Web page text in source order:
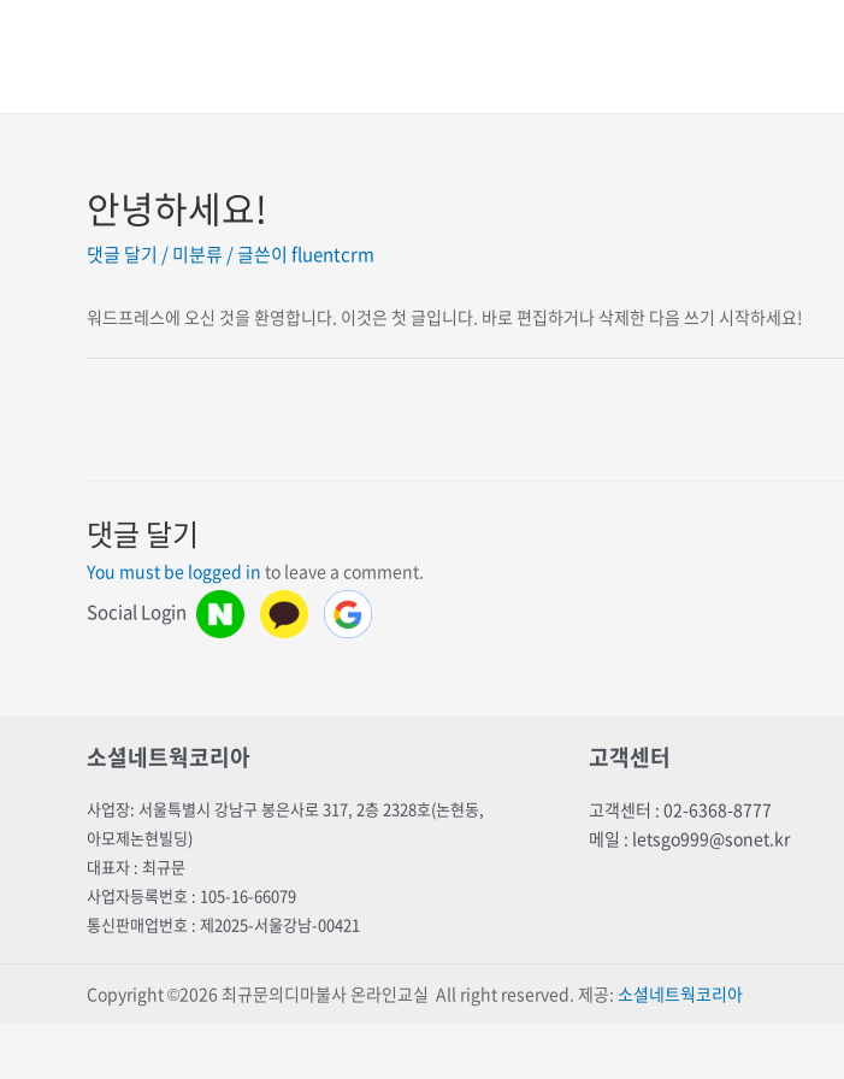
안녕하세요!
댓글 달기 /미분류 / 글쓴이 fluentcrm
워드프레스에 오신 것을 환영합니다. 이것은 첫 글입니다. 바로 편집하거나 삭제한 다음 쓰기 시작하세요!
댓글 달기
You must be logged in to leave a comment.
Social Login
소셜네트웍코리아
사업장: 서울특별시 강남구 봉은사로 317, 2층 2328호(논현동,
아모제논현빌딩)
대표자 : 최규문
사업자등록번호 : 105-16-66079
통신판매업번호 : 제2025-서울강남-00421
고객센터
고객센터 : 02-6368-8777
메일 : letsgo999@sonet.kr
Copyright ©2026 최규문의디마불사 온라인교실 All right reserved. 제공: 소셜네트웍코리아